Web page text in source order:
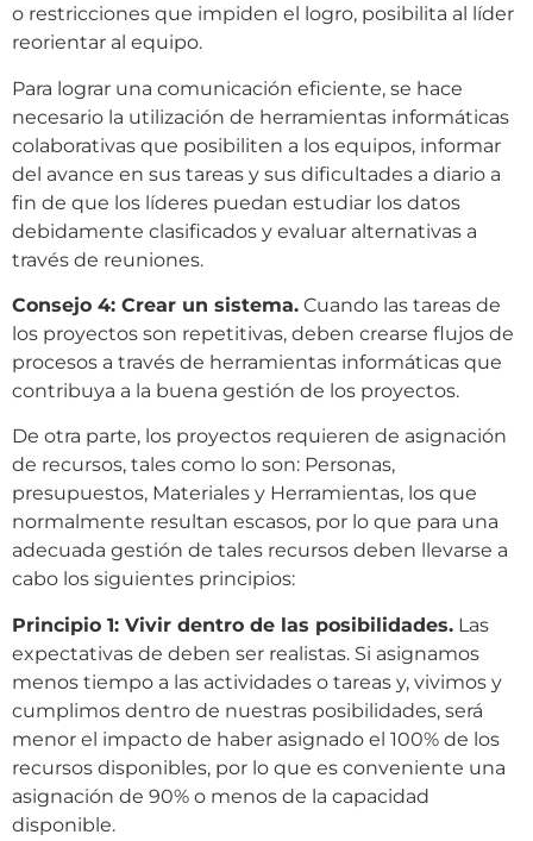
o restricciones que impiden el logro, posibilita al líder
reorientar al equipo.
Para lograr una comunicación eficiente, se hace
necesario la utilización de herramientas informáticas
colaborativas que posibiliten a los equipos, informar
del avance en sus tareas y sus dificultades a diario a
fin de que los líderes puedan estudiar los datos
debidamente clasificados y evaluar alternativas a
través de reuniones.
Consejo 4: Crear un sistema. Cuando las tareas de
los proyectos son repetitivas, deben crearse flujos de
procesos a través de herramientas informáticas que
contribuya a la buena gestión de los proyectos.
De otra parte, los proyectos requieren de asignación
de recursos, tales como lo son: Personas,
presupuestos, Materiales y Herramientas, los que
normalmente resultan escasos, por lo que para una
adecuada gestión de tales recursos deben llevarse a
cabo los siguientes principios:
Principio 1: Vivir dentro de las posibilidades. Las
expectativas de deben ser realistas. Si asignamos
menos tiempo a las actividades o tareas y, vivimos y
cumplimos dentro de nuestras posibilidades, será
menor el impacto de haber asignado el 100% de los
recursos disponibles, por lo que es conveniente una
asignación de 90% o menos de la capacidad
disponible.